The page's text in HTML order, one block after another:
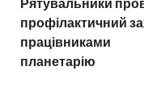
профілактичний
працівниками
планетарію